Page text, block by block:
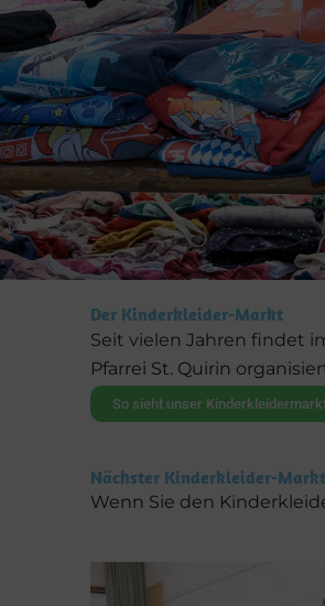
Der Kinderkleider-Markt
Seit vielen Jahren findet
Pfarrei St. Quirin
So sieht unser
Nächster Kinderkleider-
Wenn Sie den